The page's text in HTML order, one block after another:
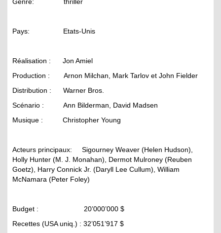
Pays: Etats-Unis
Réalisation : Jon Amiel
Production : Arnon Milchan, Mark Tarlov et John Fielder
Distribution : Warner Bros.
Scénario : Ann Bilderman, David Madsen
Musique : Christopher Young
Acteurs principaux: Sigourney Weaver (Helen Hudson),
Holly Hunter (M. J. Monahan), Dermot Mulroney (Reuben
Goetz), Harry Connick Jr. (Daryll Lee Cullum), William
McNamara (Peter Foley)
Budget : 20’000’000 $
Recettes (USA uniq.) : 32’051’917 $